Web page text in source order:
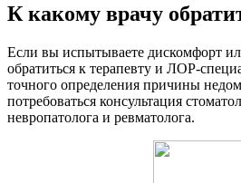
К какому врачу
Если вы испытываете дискомфорт
обратиться к терапевту и ЛОР-
точного определения причины
потребоваться консультация
невропатолога и ревматолога.